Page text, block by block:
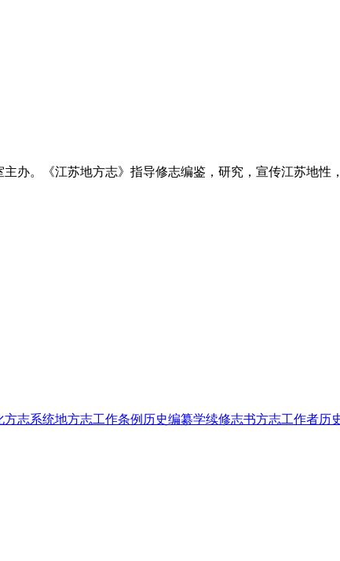
办。《江苏地方志》指导修志编鉴，研究，宣传江苏地
方志系统地方志工作条例 历史编纂学续修志书方志工作者历